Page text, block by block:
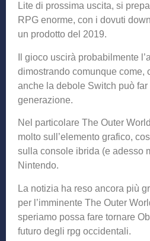
Lite di prossima uscita, si
RPG enorme, con i dovuti
un prodotto del 2019.
Il gioco uscirà probabilmente
dimostrando comunque come,
anche la debole Switch può
generazione.
Nel particolare The Outer
molto sull’elemento grafico,
sulla console ibrida (e adesso
Nintendo.
La notizia ha reso ancora più
per l’imminente The Outer
speriamo possa fare tornare
futuro degli rpg occidentali.